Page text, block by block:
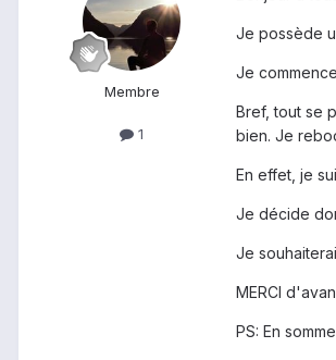
Membre
1
Je possède
Je
Bref, tout se
bien. Je
En effet, je
Je décide
Je
MERCI
PS: En